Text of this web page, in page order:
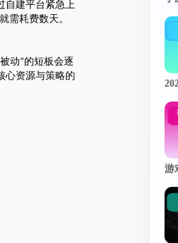
自建平台紧急上
需耗费数天。
动”的短板会逐
心资源与策略的